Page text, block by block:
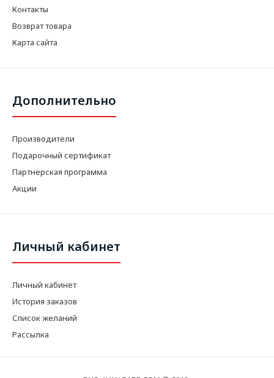
Контакты
Возврат товара
Карта сайта
Дополнительно
Производители
Подарочный сертификат
Партнерская программа
Акции
Личный кабинет
Личный кабинет
История заказов
Список желаний
Рассылка